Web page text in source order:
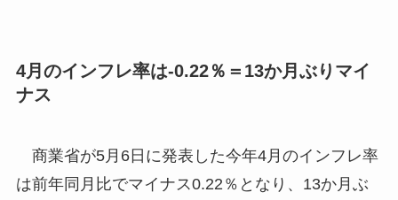
4月のインフレ率は-0.22％＝13か月ぶりマイ
ナス
商業省が5月6日に発表した今年4月のインフレ率
は前年同月比でマイナス0.22％となり、13か月ぶ